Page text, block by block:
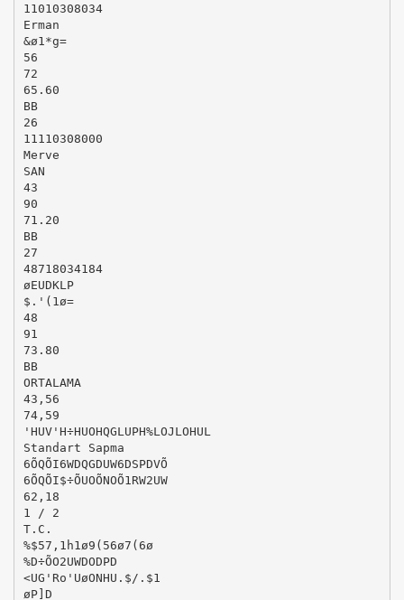
11010308034
Erman
&ø1*g=
56
72
65.60
BB
26
11110308000
Merve
SAN
43
90
71.20
BB
27
48718034184
øEUDKLP
$.'(1ø=
48
91
73.80
BB
ORTALAMA
43,56
74,59
'HUV'H÷HUOHQGLUPH%LOJLOHUL
Standart Sapma
6ÕQÕI6WDQGDUW6DSPDVÕ
6ÕQÕI$÷ÕUOÕNOÕ1RW2UW
62,18
1 / 2
T.C.
%$57,1h1ø9(56ø7(6ø
%D÷ÕO2UWDODPD
<UG'Ro'UøONHU.$/.$1
øP]D